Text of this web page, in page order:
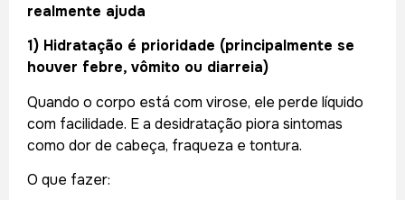
realmente ajuda
1) Hidratação é prioridade (principalmente se
houver febre, vômito ou diarreia)
Quando o corpo está com virose, ele perde líquido
com facilidade. E a desidratação piora sintomas
como dor de cabeça, fraqueza e tontura.
O que fazer: